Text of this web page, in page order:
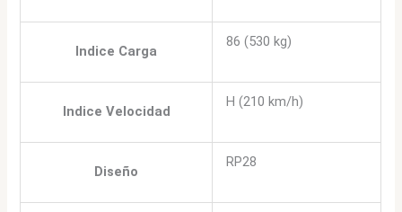
Indice Carga
86 (530 kg)
Indice Velocidad
H (210 km/h)
Diseño
RP28